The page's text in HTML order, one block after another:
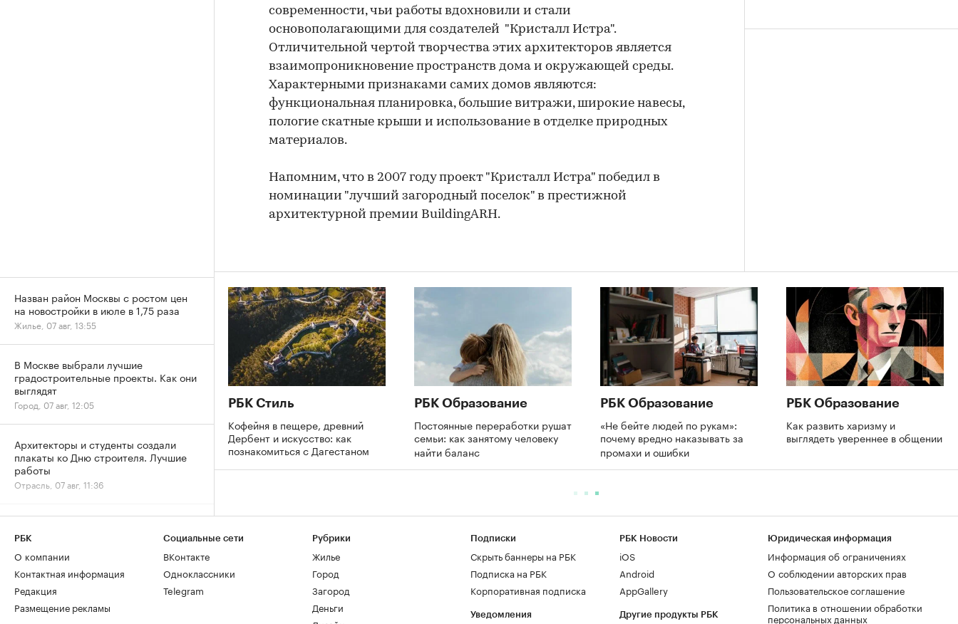
современности, чьи работы вдохновили и стали
основополагающими для создателей "Кристалл Истра".
Отличительной чертой творчества этих архитекторов является
взаимопроникновение пространств дома и окружающей среды.
Характерными признаками самих домов являются:
функциональная планировка, большие витражи, широкие навесы,
пологие скатные крыши и использование в отделке природных
материалов.
Напомним, что в 2007 году проект "Кристалл Истра" победил в
номинации "лучший загородный поселок" в престижной
архитектурной премии BuildingARH.
РБК Стиль
Кофейня в пещере, древний
Дербент и искусство: как
познакомиться с Дагестаном
РБК Образование
Постоянные переработки рушат
семьи: как занятому человеку
найти баланс
РБК Образование
«Не бейте людей по рукам»:
почему вредно наказывать за
промахи и ошибки
РБК Образование
Как развить харизму и
выглядеть увереннее в общении
Назван район Москвы с ростом цен
на новостройки в июле в 1,75 раза
Жилье, 07 авг, 13:55
В Москве выбрали лучшие
градостроительные проекты. Как они
выглядят
Город, 07 авг, 12:05
Архитекторы и студенты создали
плакаты ко Дню строителя. Лучшие
работы
Отрасль, 07 авг, 11:36
юбилей и главные рекорды отрасли
Отрасль, 07 авг, 11:04
Рост цен на жилье в июле охватил все
округа Москвы
Жилье, 07 авг, 09:34
РБК
О компании
Контактная информация
Редакция
Размещение рекламы
Социальные сети
ВКонтакте
Одноклассники
Telegram
Рубрики
Жилье
Город
Загород
Деньги
Подписки
Скрыть баннеры на РБК
Подписка на РБК
Корпоративная подписка
Уведомления
РБК Новости
iOS
Android
AppGallery
Другие продукты РБК
Юридическая информация
Информация об ограничениях
О соблюдении авторских прав
Пользовательское соглашение
Политика в отношении обработки
персональных данных